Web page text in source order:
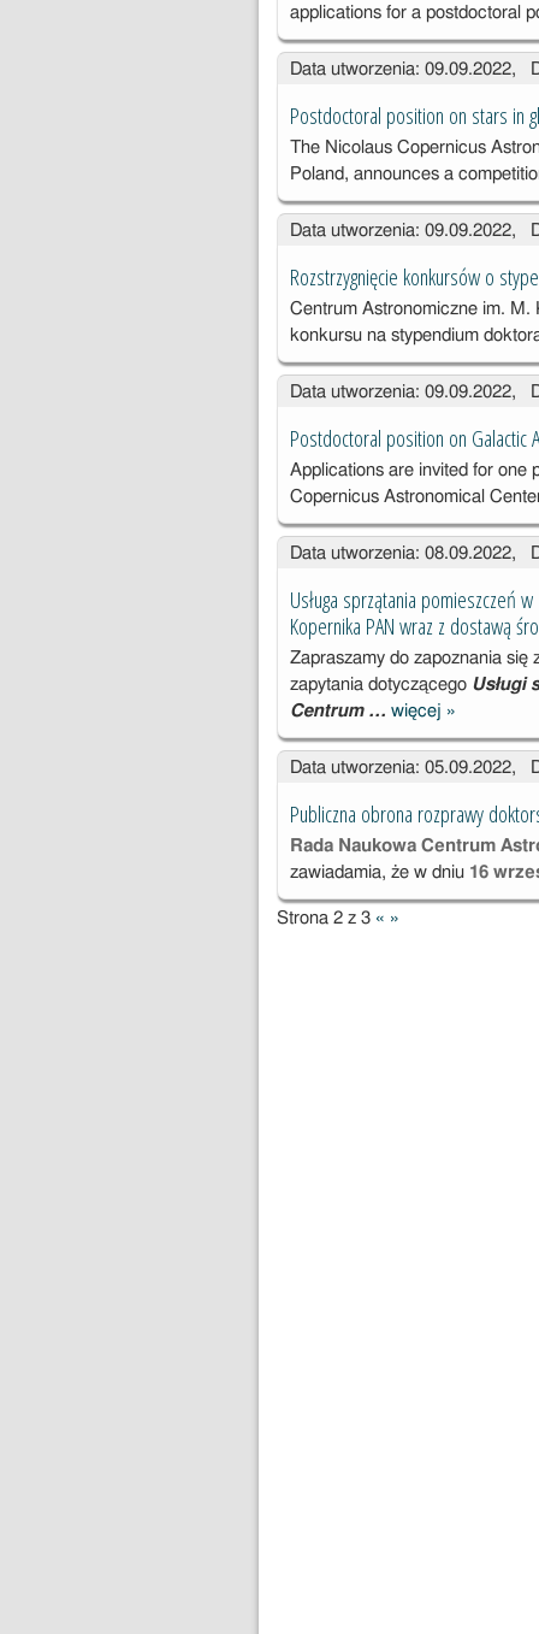
(OCA) w Chile
applications for a postdoctoral
Data utworzenia: 09.09.2022,
Postdoctoral position on stars in
The Nicolaus Copernicus
Poland, announces a
Data utworzenia: 09.09.2022,
Rozstrzygnięcie konkursów o
Centrum Astronomiczne im.
konkursu na stypendium
Data utworzenia: 09.09.2022,
Postdoctoral position on Galactic
Applications are invited for one
Copernicus Astronomical
Data utworzenia: 08.09.2022,
Usługa sprzątania pomieszczeń
Kopernika PAN wraz z dostawą
Zapraszamy do zapoznania się
zapytania dotyczącego Usługi
Centrum … więcej Usługa
sprzątania
Centrum
go im. M.
Kopernika
»
Data utworzenia: 05.09.2022,
Publiczna obrona rozprawy
Rada Naukowa Centrum
zawiadamia, że w dniu 16
Strona 2 z 3 « »